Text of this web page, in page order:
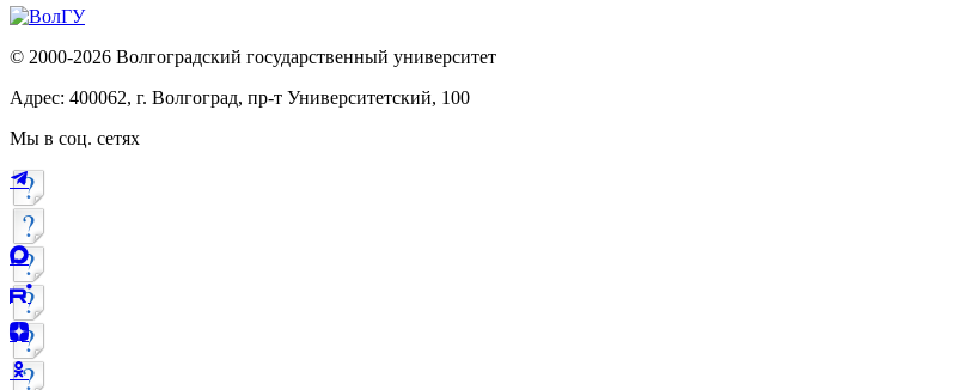
© 2000-2026 Волгоградский государственный университет
Адрес: 400062, г. Волгоград, пр-т Университетский, 100
Мы в соц. сетях